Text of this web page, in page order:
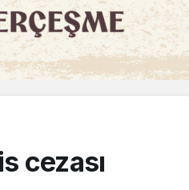
cezası